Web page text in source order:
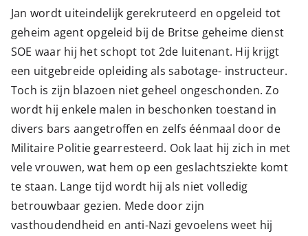
Jan wordt uiteindelijk gerekruteerd en opgeleid tot
geheim agent opgeleid bij de Britse geheime dienst
SOE waar hij het schopt tot 2de luitenant. Hij krijgt
een uitgebreide opleiding als sabotage- instructeur.
Toch is zijn blazoen niet geheel ongeschonden. Zo
wordt hij enkele malen in beschonken toestand in
divers bars aangetroffen en zelfs éénmaal door de
Militaire Politie gearresteerd. Ook laat hij zich in met
vele vrouwen, wat hem op een geslachtsziekte komt
te staan. Lange tijd wordt hij als niet volledig
betrouwbaar gezien. Mede door zijn
vasthoudendheid en anti-Nazi gevoelens weet hij